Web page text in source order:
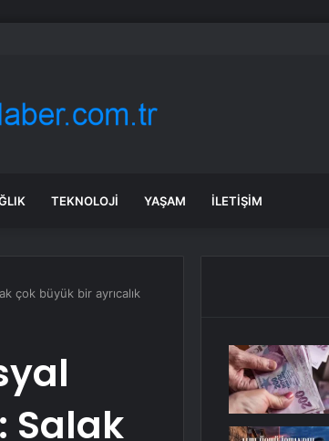
mı?
TEKNOLOJI YAŞAM İLETIŞIM
çok büyük bir ayrıcalık
Salak